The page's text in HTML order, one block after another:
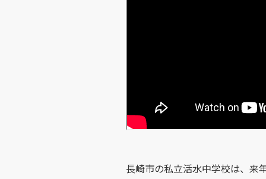
長崎市の私立活水中学校は、来